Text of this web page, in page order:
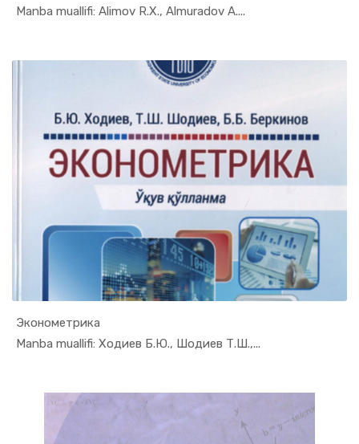
Manba muallifi: Alimov R.X., Almuradov A....
In Ekonome...
Эконометрика
Manba muallifi: Ходиев Б.Ю., Шодиев Т.Ш.,...
In Ekonome...